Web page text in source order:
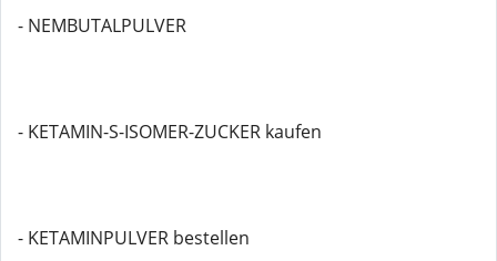
- NEMBUTALPULVER
- KETAMIN-S-ISOMER-ZUCKER kaufen
- KETAMINPULVER bestellen